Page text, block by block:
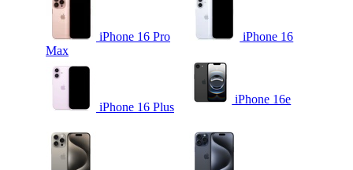
iPhone 16 Pro
Max
iPhone 16
iPhone 16 Plus
iPhone 16e